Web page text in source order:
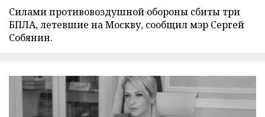
Силами противовоздушной обороны сбиты три
БПЛА, летевшие на Москву, сообщил мэр Сергей
Собянин.